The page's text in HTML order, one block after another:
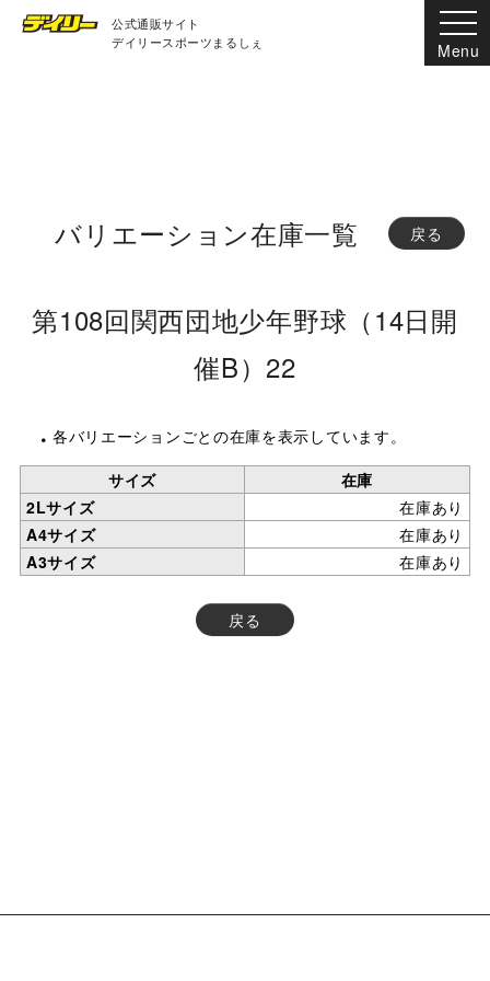
公式通販サイト
デイリースポーツまるしぇ
バリエーション在庫一覧 戻る
第108回関西団地少年野球（14日開
催B）22
各バリエーションごとの在庫を表示しています。
サイズ
在庫
2Lサイズ
在庫あり
A4サイズ
在庫あり
A3サイズ
在庫あり
戻る